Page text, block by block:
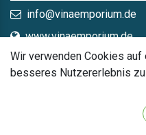
info@vinaemporium.de
www.vinaemporium.de
Direktlinks​
Wir verwenden Cookies
besseres Nutzererlebnis